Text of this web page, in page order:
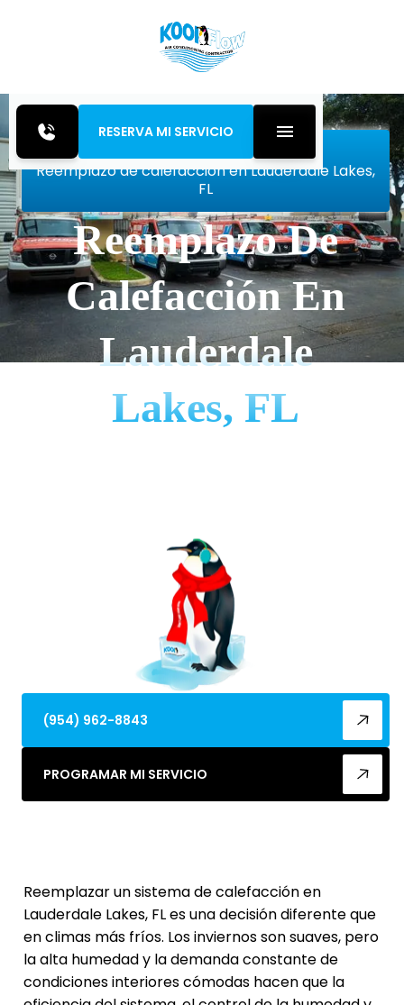
RESERVA MI SERVICIO
Reemplazo de calefacción en Lauderdale Lakes,
FL
Reemplazo De
Calefacción En
Lauderdale
Lakes, FL
(954) 962-8843
PROGRAMAR MI SERVICIO
Reemplazar un sistema de calefacción en
Lauderdale Lakes, FL es una decisión diferente que
en climas más fríos. Los inviernos son suaves, pero
la alta humedad y la demanda constante de
condiciones interiores cómodas hacen que la